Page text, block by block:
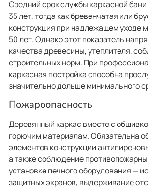
Средний срок службы каркасной
35 лет, тогда как бревенчатая или
конструкция при надлежащем уходе
50 лет. Однако этот показатель
качества древесины, утеплителя,
строительных норм. При
каркасная постройка способна
значительно дольше минимального
Пожароопасность
Деревянный каркас вместе с
горючим материалам. Обязательна
элементов конструкции
а также соблюдение
установке печного оборудования —
защитных экранов, выдерживание